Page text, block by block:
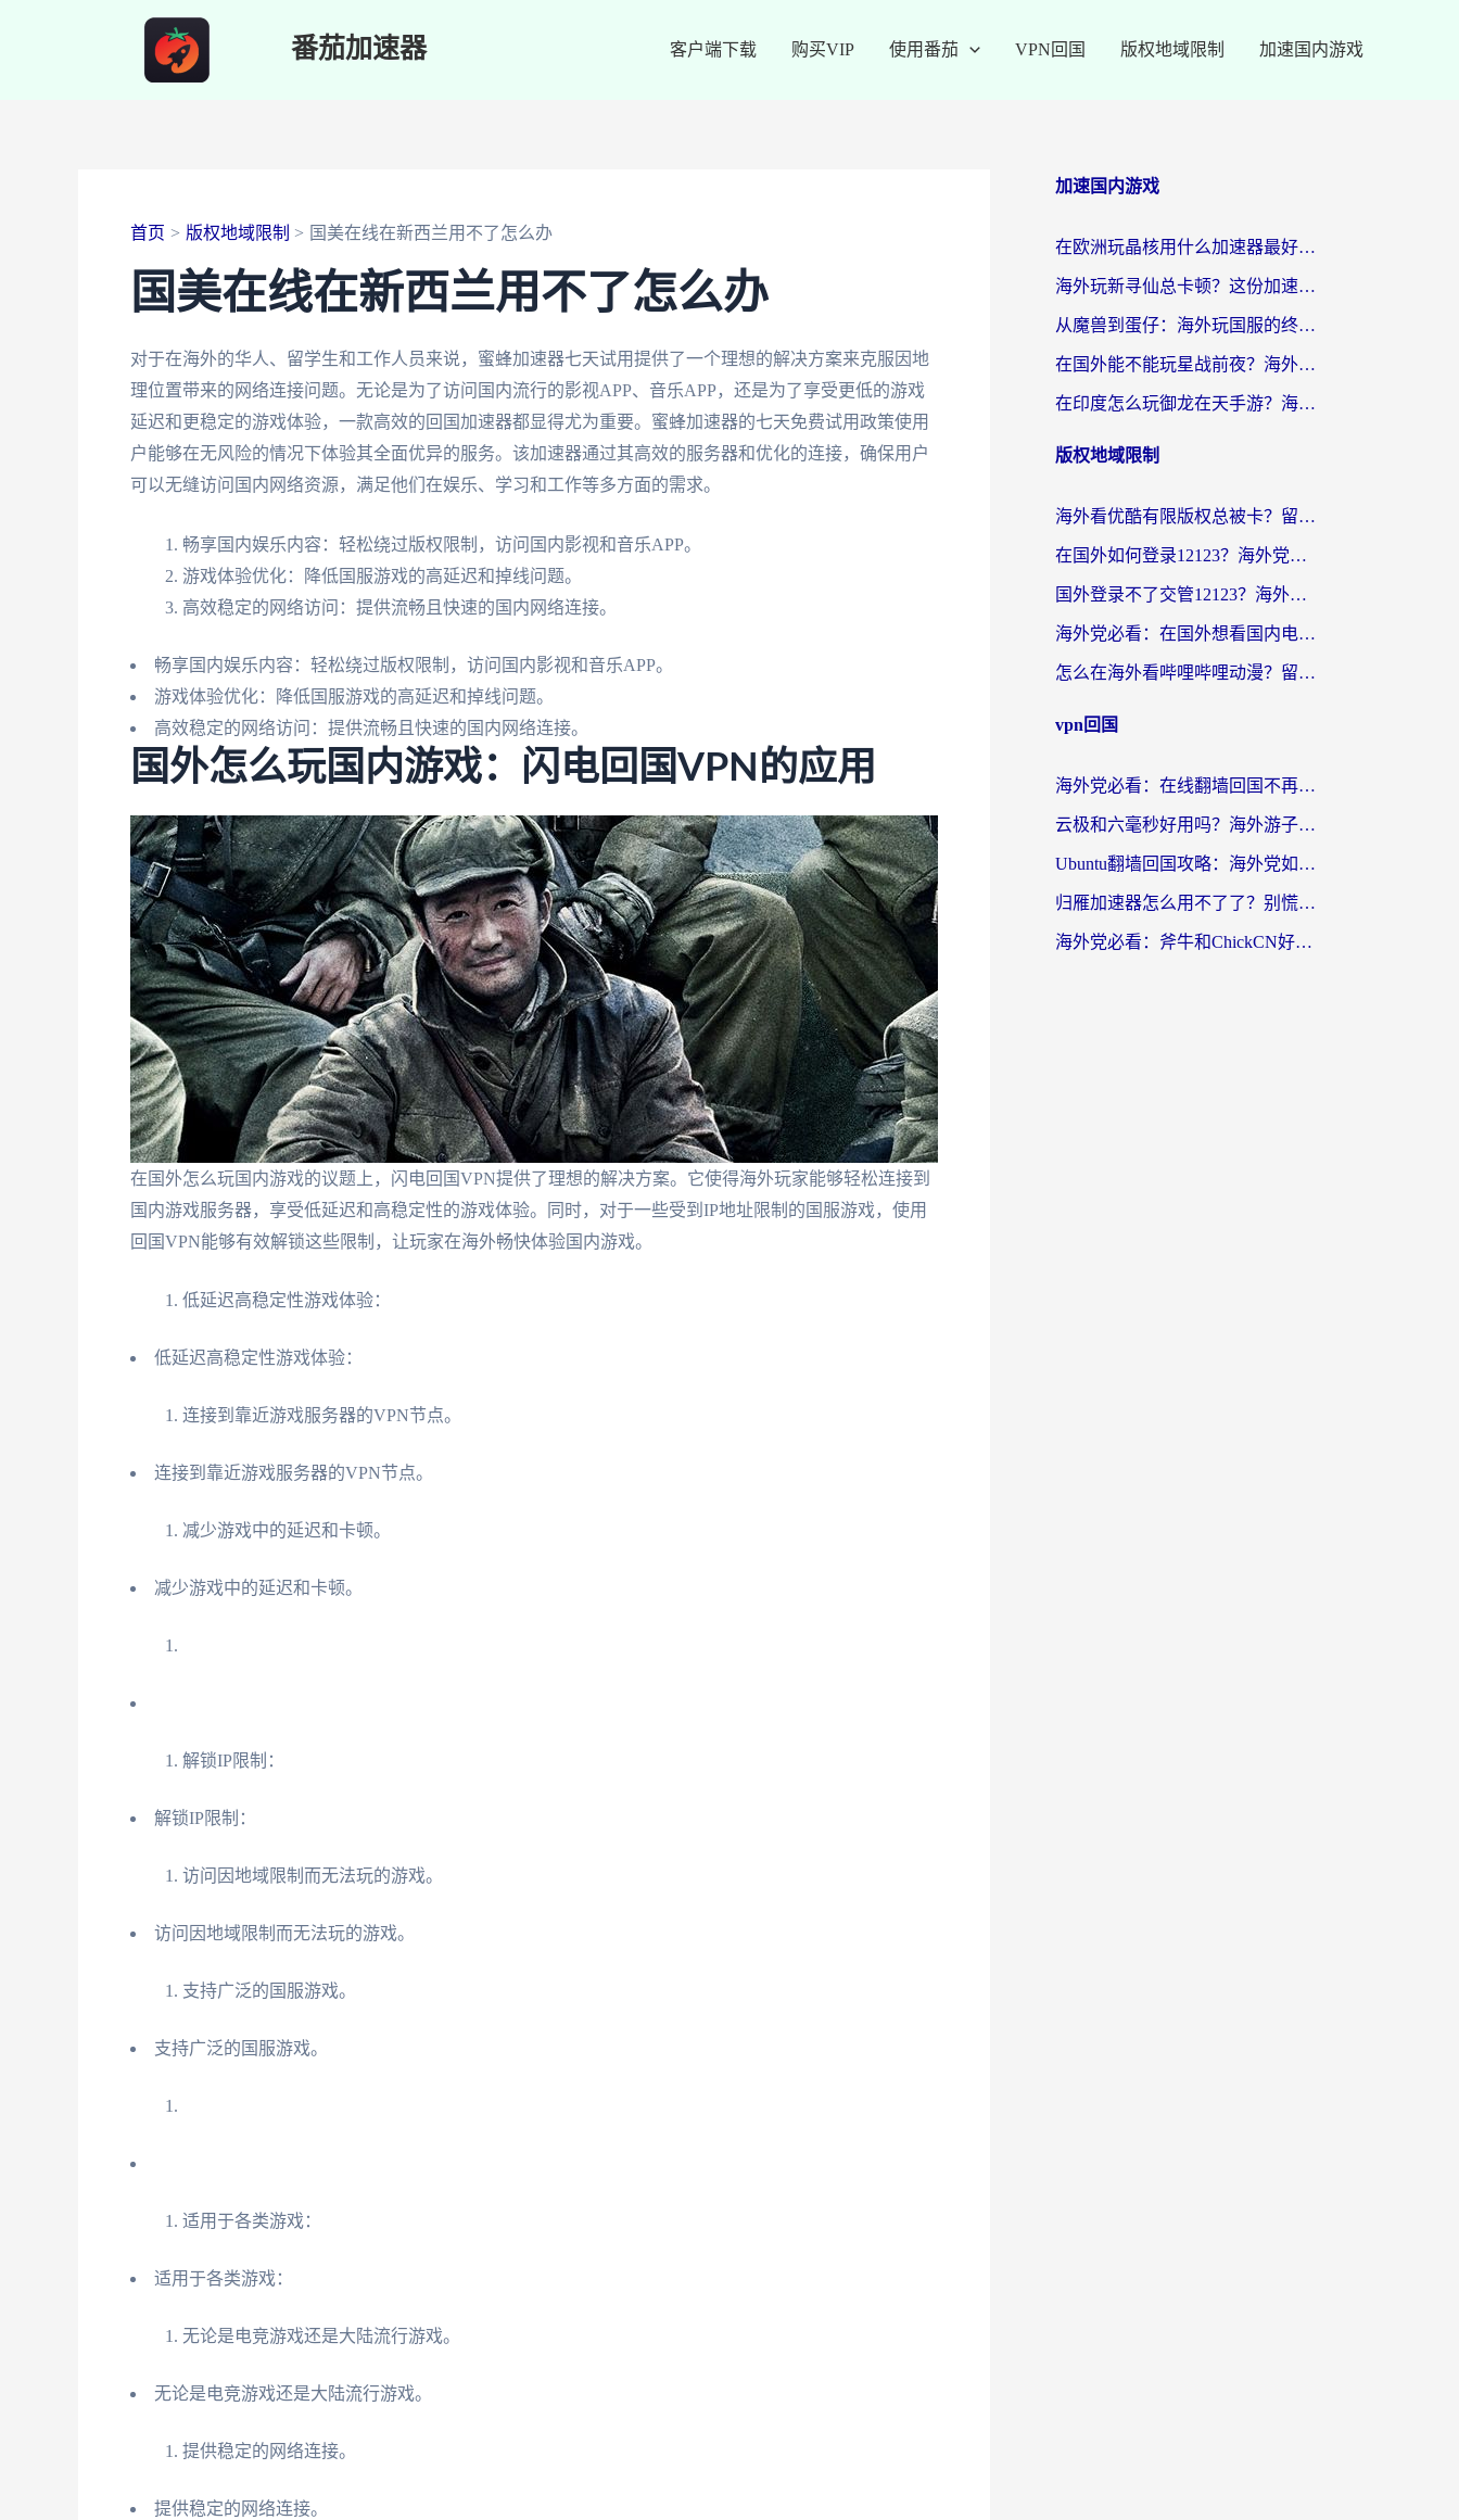
番茄加速器 客户端下载 购买VIP 使用番茄 VPN回国 版权地域限制 加速国内游戏
首页 版权地域限制 国美在线在新西兰用不了怎么办
国美在线在新西兰用不了怎么办
对于在海外的华人、留学生和工作人员来说，蜜蜂加速器七天试用提供了一个理想的解决方案来克服因地
理位置带来的网络连接问题。无论是为了访问国内流行的影视APP、音乐APP，还是为了享受更低的游戏
延迟和更稳定的游戏体验，一款高效的回国加速器都显得尤为重要。蜜蜂加速器的七天免费试用政策使用
户能够在无风险的情况下体验其全面优异的服务。该加速器通过其高效的服务器和优化的连接，确保用户
可以无缝访问国内网络资源，满足他们在娱乐、学习和工作等多方面的需求。
畅享国内娱乐内容：轻松绕过版权限制，访问国内影视和音乐APP。
游戏体验优化：降低国服游戏的高延迟和掉线问题。
高效稳定的网络访问：提供流畅且快速的国内网络连接。
畅享国内娱乐内容：轻松绕过版权限制，访问国内影视和音乐APP。
游戏体验优化：降低国服游戏的高延迟和掉线问题。
高效稳定的网络访问：提供流畅且快速的国内网络连接。
国外怎么玩国内游戏：闪电回国VPN的应用
在国外怎么玩国内游戏的议题上，闪电回国VPN提供了理想的解决方案。它使得海外玩家能够轻松连接到
国内游戏服务器，享受低延迟和高稳定性的游戏体验。同时，对于一些受到IP地址限制的国服游戏，使用
回国VPN能够有效解锁这些限制，让玩家在海外畅快体验国内游戏。
低延迟高稳定性游戏体验：
低延迟高稳定性游戏体验：
连接到靠近游戏服务器的VPN节点。
连接到靠近游戏服务器的VPN节点。
减少游戏中的延迟和卡顿。
减少游戏中的延迟和卡顿。
解锁IP限制：
解锁IP限制：
访问因地域限制而无法玩的游戏。
访问因地域限制而无法玩的游戏。
支持广泛的国服游戏。
支持广泛的国服游戏。
适用于各类游戏：
适用于各类游戏：
无论是电竞游戏还是大陆流行游戏。
无论是电竞游戏还是大陆流行游戏。
提供稳定的网络连接。
提供稳定的网络连接。
加速国内游戏
在欧洲玩晶核用什么加速器最好呢？一个老玩家的真心话
海外玩新寻仙总卡顿？这份加速器选择指南让你秒回国服流畅体验
从魔兽到蛋仔：海外玩国服的终极加速指南，找到你的专属高速通道
在国外能不能玩星战前夜？海外党国服游戏不卡顿的秘密武器在这里
在印度怎么玩御龙在天手游？海外党畅玩国服的终极生存指南
版权地域限制
海外看优酷有限版权总被卡？留学生亲测有效的回国加速器选择指南
在国外如何登录12123？海外党必备的回国加速实用指南
国外登录不了交管12123？海外华人亲测有效的回国加速器选择指南
海外党必看：在国外想看国内电视剧用什么软件？3步解决地域限制
怎么在海外看哔哩哔哩动漫？留学生亲测有效的回国加速方案
vpn回国
海外党必看：在线翻墙回国不再难！教你选对加速器无缝刷国内资源
云极和六毫秒好用吗？海外游子解锁国内资源的真实答案
Ubuntu翻墙回国攻略：海外党如何选对加速器，无缝刷国内剧玩游戏？
归雁加速器怎么用不了了？别慌，这篇指南教你如何丝滑“回家”
海外党必看：斧牛和ChickCN好用吗？3款热门加速器实测+番茄加速器深度体验